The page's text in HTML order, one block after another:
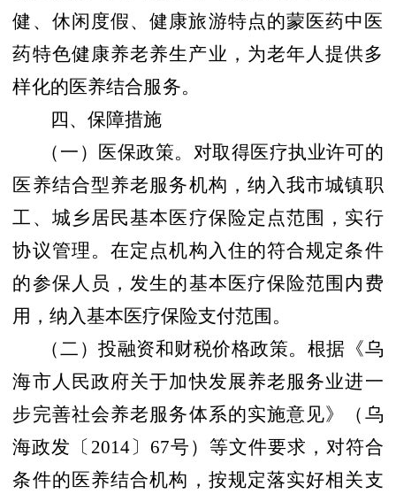
健、休闲度假、健康旅游特点的蒙医药中医
药特色健康养老养生产业，为老年人提供多
样化的医养结合服务。
四、保障措施
（一）医保政策。 对取得医疗执业许可的
医养结合型养老服务机构，纳入我市城镇职
工、城乡居民基本医疗保险定点范围，实行
协议管理。在定点机构入住的符合规定条件
的参保人员，发生的基本医疗保险范围内费
用，纳入基本医疗保险支付范围。
（二）投融资和财税价格政策。 根据《乌
海市人民政府关于加快发展养老服务业进一
步完善社会养老服务体系的实施意见》（乌
海政发〔 2014〕 67号）等文件要求，对符合
条件的医养结合机构，按规定落实好相关支